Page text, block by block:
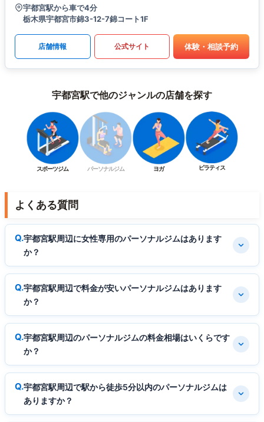
宇都宮駅から車で4分
栃木県宇都宮市錦3-12-7錦コート1F
店舗情報 公式サイト 体験・相談予約
宇都宮駅で他のジャンルの店舗を探す
スポーツジム パーソナルジム ヨガ ピラティス
よくある質問
宇都宮駅周辺に女性専用のパーソナルジムはあります
か？
宇都宮駅周辺で料金が安いパーソナルジムはあります
か？
宇都宮駅周辺のパーソナルジムの料金相場はいくらです
か？
宇都宮駅周辺で駅から徒歩5分以内のパーソナルジムは
ありますか？